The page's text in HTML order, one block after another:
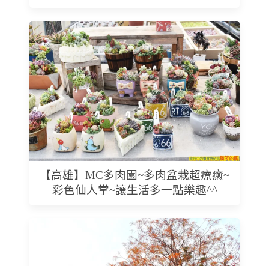
【高雄】MC多肉園~多肉盆栽超療癒~
彩色仙人掌~讓生活多一點樂趣^^